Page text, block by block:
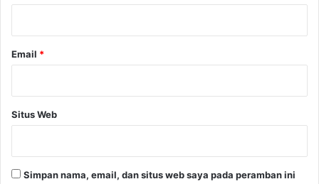
Email *
Situs Web
Simpan nama, email, dan situs web saya pada peramban ini